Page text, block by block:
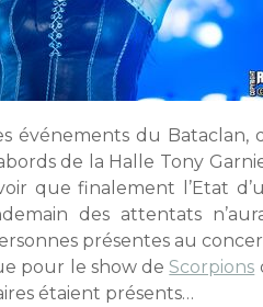
événements du Bataclan,
de la Halle Tony
que finalement l’Etat
des attentats
présentes au
pour le show deScorpions
étaient présents…